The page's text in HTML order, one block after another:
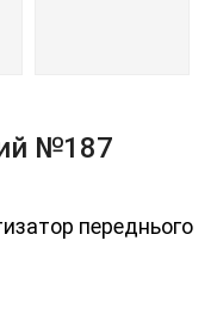
№187
переднього